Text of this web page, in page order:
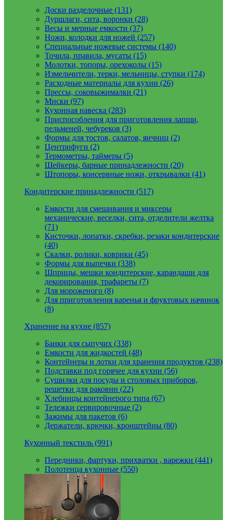
Доски разделочные (131)
Дуршлаги, сита, воронки (28)
Весы и мерные емкости (37)
Ножи, колодки для ножей (257)
Специальные ножевые системы (140)
Точила, правила, мусаты (15)
Молотки, топоры, орехоколы (15)
Измельчители, терки, мельницы, ступки (174)
Расходные материалы для кухни (26)
Прессы, соковыжималки (21)
Миски (97)
Кухонная навеска (283)
Приспособления для приготовления лапши,
пельменей, чебуреков (3)
Формы для тостов, салатов, яичниц (2)
Центрифуги (2)
Термометры, таймеры (5)
Шейкеры, барные принадлежности (20)
Штопоры, консервные ножи, открывалки (41)
Кондитерские принадлежности (517)
Емкости для смешивания и миксеры
механические, веселки, сита, отделители желтка
(71)
Кисточки, лопатки, скребки, резаки кондитерские
(40)
Скалки, ролики, коврики (45)
Формы для выпечки (338)
Шприцы, мешки кондитерские, карандаши для
декорирования, трафареты (7)
Для мороженого (8)
Для приготовления варенья и фруктовых начинок
(8)
Хранение на кухне (857)
Банки для сыпучих (338)
Емкости для жидкостей (48)
Контейнеры и лотки для хранения продуктов (238)
Подставки под горячее для кухни (56)
Сушилки для посуды и столовых приборов,
решетки для раковин (22)
Хлебницы контейнерого типа (67)
Тележки сервировочные (2)
Зажимы для пакетов (6)
Держатели, крючки, кронштейны (80)
Кухонный текстиль (991)
Передники, фартуки, прихватки , варежки (441)
Полотенца кухонные (550)